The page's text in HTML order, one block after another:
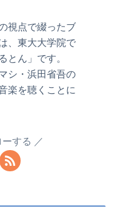
視点で綴ったブ
、東大大学院で
とん」です。
シ・浜田省吾の
楽を聴くことに
する